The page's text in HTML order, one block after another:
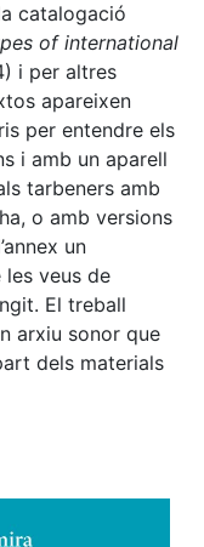
catalogació
of international
i per altres
apareixen
per entendre els
i amb un aparell
tarbeners amb
o amb versions
un
veus de
El treball
arxiu sonor que
dels materials